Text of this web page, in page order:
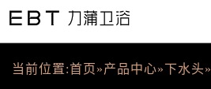
当前位置:首页»产品中心»下水头»